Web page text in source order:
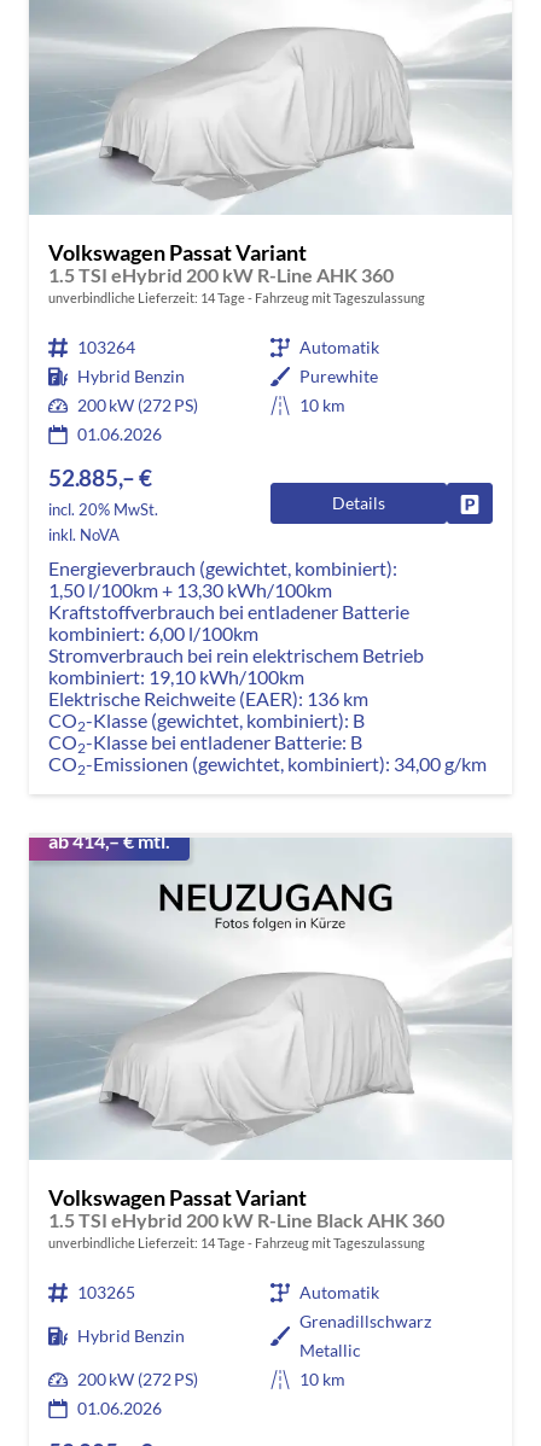
Volkswagen Passat Variant
1.5 TSI eHybrid 200 kW R-Line AHK 360
unverbindliche Lieferzeit: 14 Tage Fahrzeug mit Tageszulassung
103264
Automatik
Hybrid Benzin
Purewhite
200 kW (272 PS)
10 km
01.06.2026
52.885,– €
incl. 20% MwSt.
inkl. NoVA
Details
Energieverbrauch (gewichtet, kombiniert):
1,50 l/100km + 13,30 kWh/100km
Kraftstoffverbrauch bei entladener Batterie
kombiniert: 6,00 l/100km
Stromverbrauch bei rein elektrischem Betrieb
kombiniert: 19,10 kWh/100km
Elektrische Reichweite (EAER): 136 km
CO2-Klasse (gewichtet, kombiniert): B
CO2-Klasse bei entladener Batterie: B
CO2-Emissionen (gewichtet, kombiniert): 34,00 g/km
ab 414,– € mtl.
Volkswagen Passat Variant
1.5 TSI eHybrid 200 kW R-Line Black AHK 360
unverbindliche Lieferzeit: 14 Tage Fahrzeug mit Tageszulassung
103265 Automatik
Hybrid Benzin
Grenadillschwarz
Metallic
200 kW (272 PS)
10 km
01.06.2026